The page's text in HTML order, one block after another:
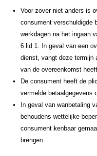
Voor zover niet anders is
consument verschuldigde
werkdagen na het ingaan
6 lid 1. In geval van een
dienst, vangt deze termijn
van de overeenkomst
De consument heeft de
vermelde betaalgegevens
In geval van wanbetaling
behoudens wettelijke
consument kenbaar
brengen.